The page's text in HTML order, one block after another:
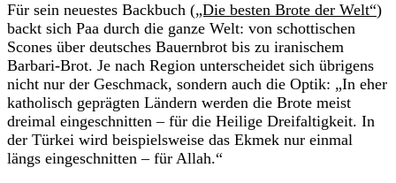
Für sein neuestes Backbuch („Die besten Brote der Welt“)
backt sich Paa durch die ganze Welt: von schottischen
Scones über deutsches Bauernbrot bis zu iranischem
Barbari-Brot. Je nach Region unterscheidet sich übrigens
nicht nur der Geschmack, sondern auch die Optik: „In eher
katholisch geprägten Ländern werden die Brote meist
dreimal eingeschnitten – für die Heilige Dreifaltigkeit. In
der Türkei wird beispielsweise das Ekmek nur einmal
längs eingeschnitten – für Allah.“